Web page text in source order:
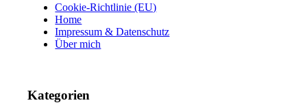
Cookie-Richtlinie (EU)
Home
Impressum & Datenschutz
Über mich
Kategorien